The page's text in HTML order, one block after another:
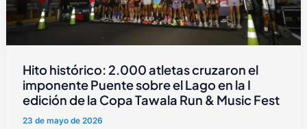
Hito histórico: 2.000 atletas cruzaron el
imponente Puente sobre el Lago en la I
edición de la Copa Tawala Run & Music Fest
23 de mayo de 2026